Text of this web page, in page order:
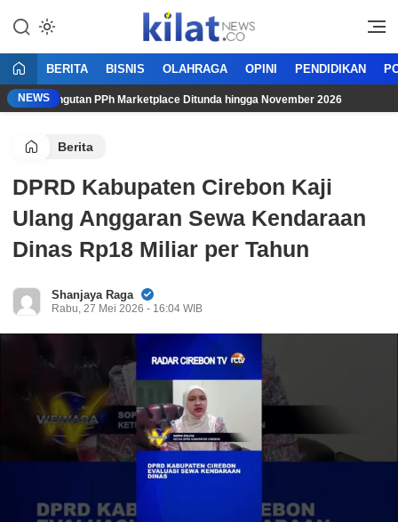
KilatNews.co
Mencerdaskan Anak Bangsa
BERITA BISNIS OLAHRAGA OPINI PENDIDIKAN
NEWS
Pungutan PPh Marketplace Ditunda hingga November 2026
Berita
DPRD Kabupaten Cirebon Kaji
Ulang Anggaran Sewa Kendaraan
Dinas Rp18 Miliar per Tahun
Shanjaya Raga
Rabu, 27 Mei 2026 - 16:04 WIB